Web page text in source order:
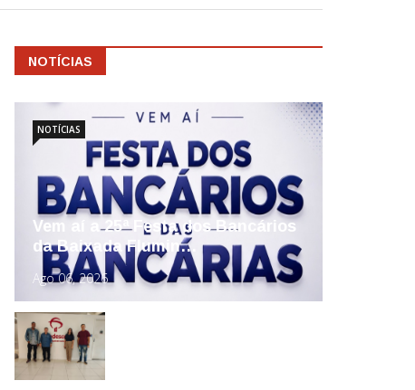
NOTÍCIAS
Vem aí a 25ª Festa dos Bancários
da Baixada Flumin…
Ago 06, 2026
NOTÍCIAS